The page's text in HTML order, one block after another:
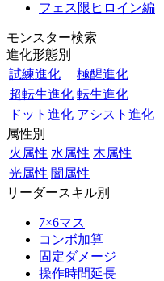
フェス限ヒロイン編
モンスター検索
進化形態別
試練進化
極醒進化
超転生進化 転生進化
ドット進化 アシスト進化
属性別
火属性 水属性 木属性
光属性 闇属性
リーダースキル別
7×6マス
コンボ加算
固定ダメージ
操作時間延長